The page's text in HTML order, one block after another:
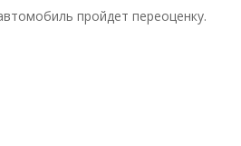
пройдет переоценку.